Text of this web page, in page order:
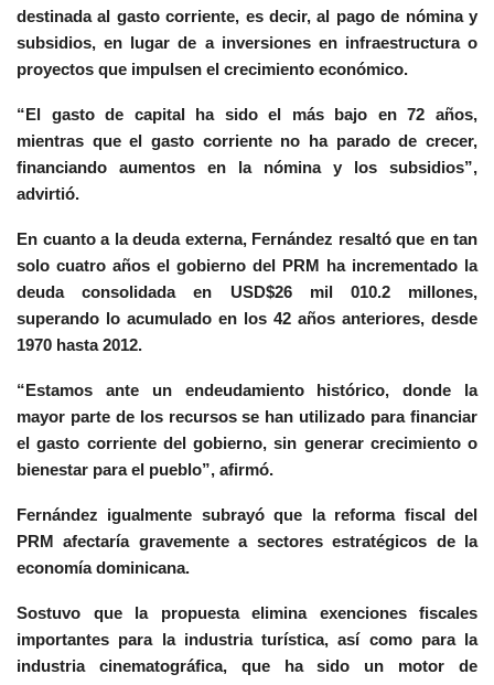
destinada al gasto corriente, es decir, al pago de nómina y
subsidios, en lugar de a inversiones en infraestructura o
proyectos que impulsen el crecimiento económico.
“El gasto de capital ha sido el más bajo en 72 años,
mientras que el gasto corriente no ha parado de crecer,
financiando aumentos en la nómina y los subsidios”,
advirtió.
En cuanto a la deuda externa, Fernández resaltó que en tan
solo cuatro años el gobierno del PRM ha incrementado la
deuda consolidada en USD$26 mil 010.2 millones,
superando lo acumulado en los 42 años anteriores, desde
1970 hasta 2012.
“Estamos ante un endeudamiento histórico, donde la
mayor parte de los recursos se han utilizado para financiar
el gasto corriente del gobierno, sin generar crecimiento o
bienestar para el pueblo”, afirmó.
Fernández igualmente subrayó que la reforma fiscal del
PRM afectaría gravemente a sectores estratégicos de la
economía dominicana.
Sostuvo que la propuesta elimina exenciones fiscales
importantes para la industria turística, así como para la
industria cinematográfica, que ha sido un motor de